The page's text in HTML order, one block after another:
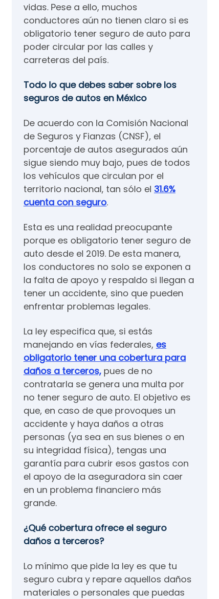
vidas. Pese a ello, muchos
conductores aún no tienen claro si es
obligatorio tener seguro de auto para
poder circular por las calles y
carreteras del país.
Todo lo que debes saber sobre los
seguros de autos en México
De acuerdo con la Comisión Nacional
de Seguros y Fianzas (CNSF), el
porcentaje de autos asegurados aún
sigue siendo muy bajo, pues de todos
los vehículos que circulan por el
territorio nacional, tan sólo el 31.6%
cuenta con seguro.
Esta es una realidad preocupante
porque es obligatorio tener seguro de
auto desde el 2019. De esta manera,
los conductores no solo se exponen a
la falta de apoyo y respaldo si llegan a
tener un accidente, sino que pueden
enfrentar problemas legales.
La ley especifica que, si estás
manejando en vías federales, es
obligatorio tener una cobertura para
daños a terceros, pues de no
contratarla se genera una multa por
no tener seguro de auto. El objetivo es
que, en caso de que provoques un
accidente y haya daños a otras
personas (ya sea en sus bienes o en
su integridad física), tengas una
garantía para cubrir esos gastos con
el apoyo de la aseguradora sin caer
en un problema financiero más
grande.
¿Qué cobertura ofrece el seguro
daños a terceros?
Lo mínimo que pide la ley es que tu
seguro cubra y repare aquellos daños
materiales o personales que puedas